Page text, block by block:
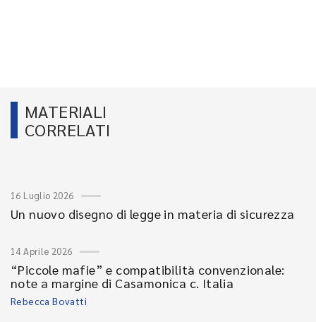
MATERIALI
CORRELATI
16 Luglio 2026
Un nuovo disegno di legge in materia di sicurezza
14 Aprile 2026
“Piccole mafie” e compatibilità convenzionale:
note a margine di Casamonica c. Italia
Rebecca Bovatti